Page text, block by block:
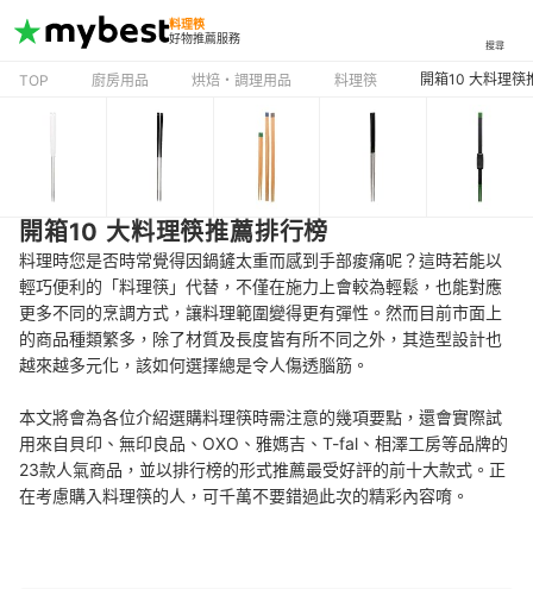
料理筷
好物推薦服務
搜尋
TOP 廚房用品 烘焙・調理用品 料理筷 開箱10 大料理筷
開箱10 大料理筷推薦排行榜
料理時您是否時常覺得因鍋鏟太重而感到手部痠痛呢？這時若能以
輕巧便利的「料理筷」代替，不僅在施力上會較為輕鬆，也能對應
更多不同的烹調方式，讓料理範圍變得更有彈性。然而目前市面上
的商品種類繁多，除了材質及長度皆有所不同之外，其造型設計也
越來越多元化，該如何選擇總是令人傷透腦筋。
本文將會為各位介紹選購料理筷時需注意的幾項要點，還會實際試
用來自貝印、無印良品、OXO、雅媽吉、T-fal、相澤工房等品牌的
23款人氣商品，並以排行榜的形式推薦最受好評的前十大款式。正
在考慮購入料理筷的人，可千萬不要錯過此次的精彩內容唷。